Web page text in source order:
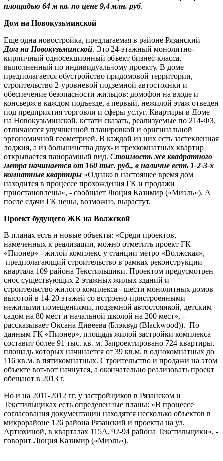
площадью 64 м кв. по цене 9,4 млн. руб.
Дом на Новокузьминской
Еще одна новостройка, предлагаемая в районе Рязанский –
Дом на Новокузьминской. Это 24-этажный монолитно-
кирпичный односекционный объект бизнес-класса,
выполненный по индивидуальному проекту. В доме
предполагается обустройство придомовой территории,
строительство 2-уровневой подземной автостоянки и
обеспечение безопасности жильцов: домофон на входе и
консьерж в каждом подъезде, а первый, нежилой этаж отведен
под предприятия торговли и сферы услуг. Квартиры в Доме
на Новокузьминской, кстати сказать, реализуемые по 214-ФЗ,
отличаются улучшенной планировкой и оригинальной
эргономичной геометрией. В каждой из них есть застекленная
лоджия, а из большинства двух- и трехкомнатных квартир
открывается панорамный вид. Стоимость же квадратного
метра начинается от 160 тыс. руб., в наличие есть 1-2-3-х
комнатные квартиры «Однако в настоящее время дом
находится в процессе прохождения ГК и продажи
приостановлены», - сообщает Люция Казимир («Миэль»). А
после сдачи ГК цены, возможно, вырастут.
Проект будущего ЖК на Волжской
В планах есть и новые объекты: «Среди проектов,
намеченных к реализации, можно отметить проект ГК
«Пионер» - жилой комплекс у станции метро «Волжская»,
предполагающий строительство в рамках реконструкции
квартала 109 района Текстильщики. Проектом предусмотрен
снос существующих 2-этажных жилых зданий и
строительство жилого комплекса - шести монолитных домов
высотой в 14-20 этажей со встроено-пристроенными
нежилыми помещениями, подземной автостоянкой, детским
садом на 80 мест и начальной школой на 200 мест», -
рассказывает Оксана Дивеева (Блэквуд (Blackwood)). По
данным ГК «Пионер», площадь жилой застройки комплекса
составит более 91 тыс. кв. м. Запроектировано 724 квартиры,
площадь которых начинается от 39 кв.м. в однокомнатных до
116 кв.м. в пятикомнатных. Строительство и продажи на этом
объекте вот-вот начнутся, а окончательно реализовать проект
обещают в 2013 г.
Но и на 2011-2012 гг. у застройщиков в Рязанском и
Текстильщиках есть определенные планы: «В процессе
согласования документации находятся несколько объектов в
микрорайоне 126 района Рязанский и проекты на ул.
Артюхиной, в кварталах 115А, 92-94 района Текстильщики», -
говорит Люция Казимир («Миэль»).